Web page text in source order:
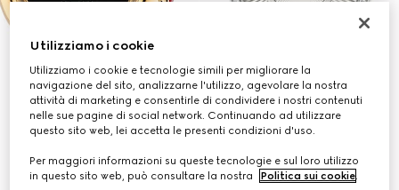
Utilizziamo i cookie
Utilizziamo i cookie e tecnologie simili per migliorare la
navigazione del sito, analizzarne l'utilizzo, agevolare la nostra
attività di marketing e consentirle di condividere i nostri contenuti
nelle sue pagine di social network. Continuando ad utilizzare
questo sito web, lei accetta le presenti condizioni d'uso.
Per maggiori informazioni su queste tecnologie e sul loro utilizzo
in questo sito web, può consultare la nostra
Politica sui cookie.